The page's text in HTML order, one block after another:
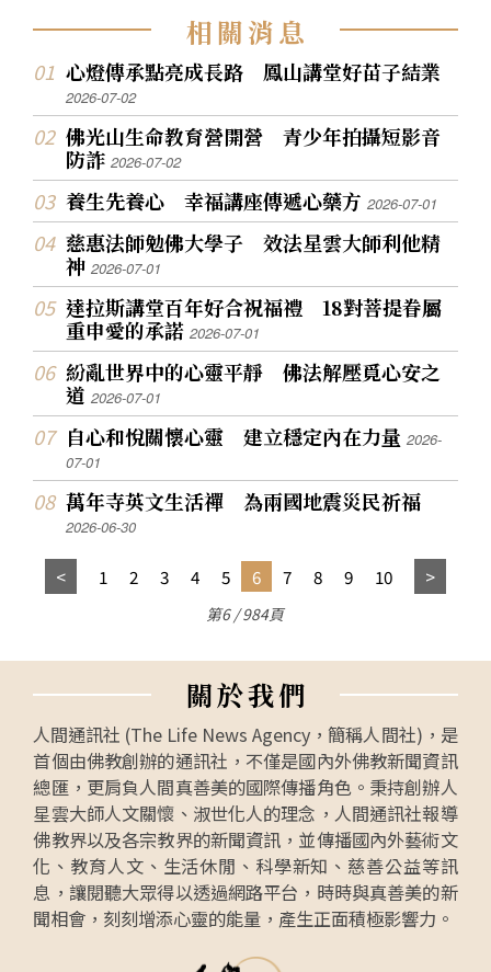
相關消息
心燈傳承點亮成長路 鳳山講堂好苗子結業
2026-07-02
佛光山生命教育營開營 青少年拍攝短影音
防詐2026-07-02
養生先養心 幸福講座傳遞心藥方2026-07-01
慈惠法師勉佛大學子 效法星雲大師利他精
神2026-07-01
達拉斯講堂百年好合祝福禮 18對菩提眷屬
重申愛的承諾2026-07-01
紛亂世界中的心靈平靜 佛法解壓覓心安之
道2026-07-01
自心和悅關懷心靈 建立穩定內在力量2026-
07-01
萬年寺英文生活禪 為兩國地震災民祈福
2026-06-30
1 2 3 4 5 6 7 8 9 10
第6 / 984頁
關於我們
人間通訊社 (The Life News Agency，簡稱人間社)，是
首個由佛教創辦的通訊社，不僅是國內外佛教新聞資訊
總匯，更肩負人間真善美的國際傳播角色。秉持創辦人
星雲大師人文關懷、淑世化人的理念，人間通訊社報導
佛教界以及各宗教界的新聞資訊，並傳播國內外藝術文
化、教育人文、生活休閒、科學新知、慈善公益等訊
息，讓閱聽大眾得以透過網路平台，時時與真善美的新
聞相會，刻刻增添心靈的能量，產生正面積極影響力。